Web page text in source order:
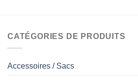
CATÉGORIES DE PRODUITS
Accessoires / Sacs